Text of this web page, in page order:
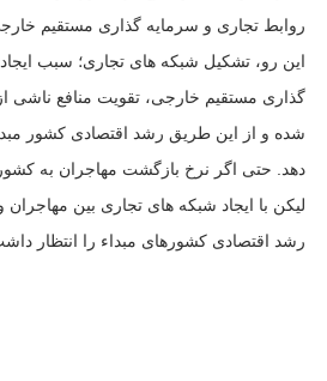
روابط تجاری و سرمایه گذاری مستقیم
این رو، تشکیل شبکه های تجاری؛ سبب ایجاد
گذاری مستقیم خارجی، تقویت منافع ناشی
شده و از این طریق رشد اقتصادی کشور
دهد. حتی اگر نرخ بازگشت مهاجران به
لیکن با ایجاد شبکه های تجاری بین
رشد اقتصادی کشورهای مبداء را انتظار